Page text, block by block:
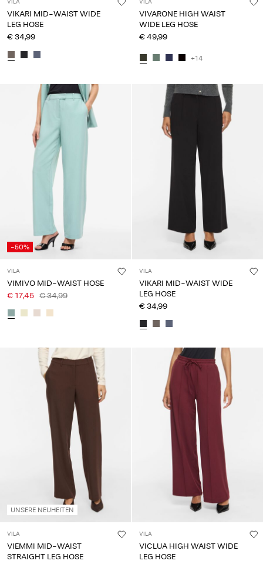
VILA
VIKARI MID-WAIST WIDE
LEG HOSE
€ 34,99
VILA
VIVARONE HIGH WAIST
WIDE LEG HOSE
€ 49,99
+14
-50%
VILA
VIMIVO MID-WAIST HOSE
€ 17,45 € 34,99
VILA
VIKARI MID-WAIST WIDE
LEG HOSE
€ 34,99
UNSERE NEUHEITEN
VILA
VIEMMI MID-WAIST
STRAIGHT LEG HOSE
VILA
VICLUA HIGH WAIST WIDE
LEG HOSE